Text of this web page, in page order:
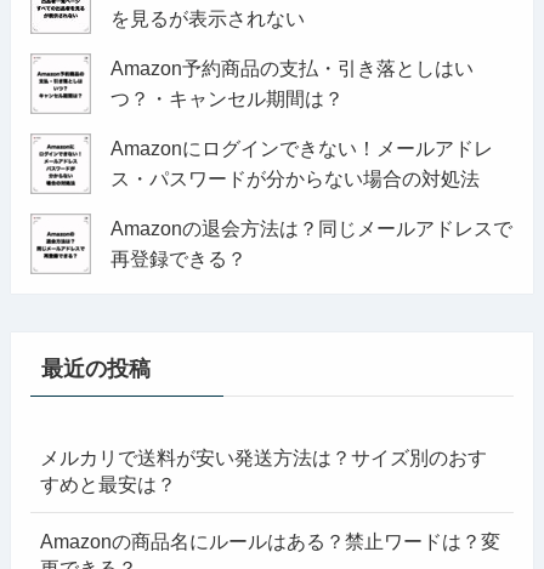
を見るが表示されない
Amazon予約商品の支払・引き落としはい
つ？・キャンセル期間は？
Amazonにログインできない！メールアドレ
ス・パスワードが分からない場合の対処法
Amazonの退会方法は？同じメールアドレスで
再登録できる？
最近の投稿
メルカリで送料が安い発送方法は？サイズ別のおす
すめと最安は？
Amazonの商品名にルールはある？禁止ワードは？変